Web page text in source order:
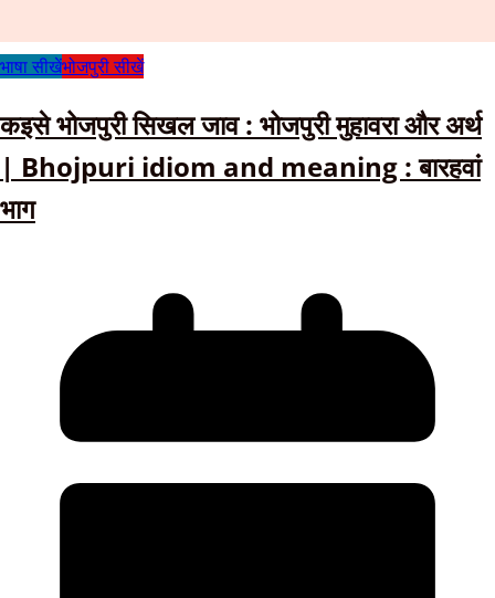
भाषा सीखेंभोजपुरी सीखें
कइसे भोजपुरी सिखल जाव : भोजपुरी मुहावरा और अर्थ
| Bhojpuri idiom and meaning : बारहवां
भाग